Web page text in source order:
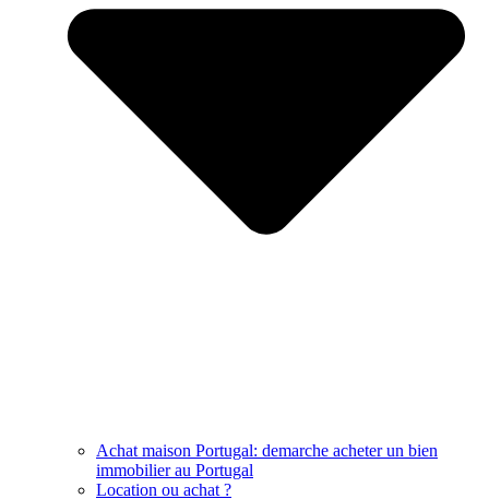
Achat maison Portugal: demarche acheter un bien
immobilier au Portugal
Location ou achat ?